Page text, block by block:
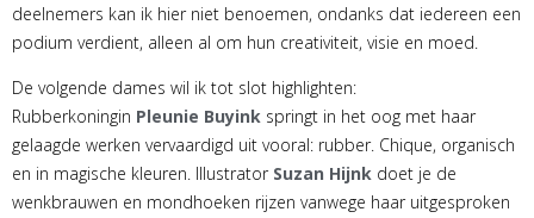
deelnemers kan ik hier niet benoemen, ondanks dat iedereen een
podium verdient, alleen al om hun creativiteit, visie en moed.
De volgende dames wil ik tot slot highlighten:
Rubberkoningin Pleunie Buyink springt in het oog met haar
gelaagde werken vervaardigd uit vooral: rubber. Chique, organisch
en in magische kleuren. Illustrator Suzan Hijnk doet je de
wenkbrauwen en mondhoeken rijzen vanwege haar uitgesproken